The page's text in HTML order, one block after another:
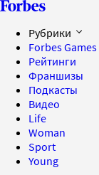
Рубрики
Forbes Games
Рейтинги
Франшизы
Подкасты
Видео
Life
Woman
Sport
Young